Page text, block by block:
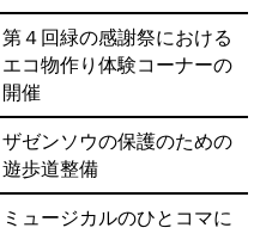
第４回緑の感謝祭における
エコ物作り体験コーナーの
開催
ザゼンソウの保護のための
遊歩道整備
ミュージカルのひとコマに